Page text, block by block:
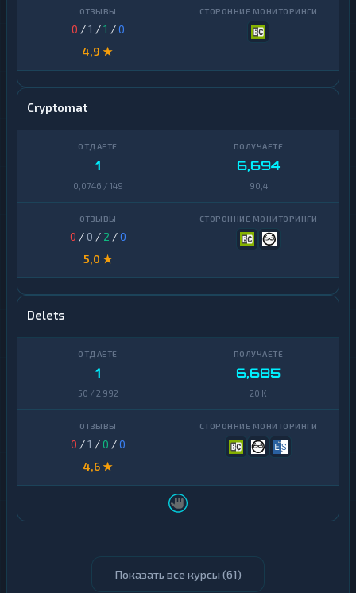
0 /1 /1 /0
4,9 ★
Cryptomat
1
0,0746 / 149
6,694
90,4
0 / 0 / 2 /0
5,0 ★
Delets
1
50 / 2 992
6,685
20 K
0 /1 /0 /0
4,6 ★
Показать все курсы (61)